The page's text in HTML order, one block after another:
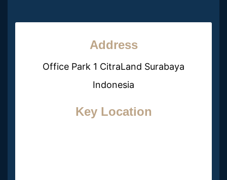
Address
Office Park 1 CitraLand Surabaya
Indonesia
Key Location